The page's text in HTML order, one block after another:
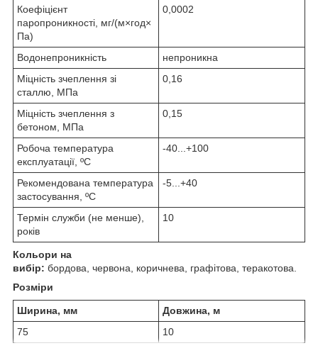
Коефіцієнт
паропроникності, мг/(м×год×
Па)
0,0002
Водонепроникність
непроникна
Міцність зчеплення зі
сталлю, МПа
0,16
Міцність зчеплення з
бетоном, МПа
0,15
Робоча температура
експлуатації, ºС
-40...+100
Рекомендована температура
застосування, ºС
-5...+40
Термін служби (не менше),
років
10
Кольори на
вибір: бордова, червона, коричнева, графітова, теракотова.
Розміри
Ширина, мм
Довжина, м
75
10